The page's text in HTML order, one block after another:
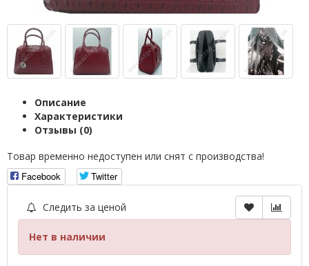
Описание
Характеристики
Отзывы (0)
Товар временно недоступен или снят с производства!
Facebook
Twitter
Следить за ценой
Нет в наличии